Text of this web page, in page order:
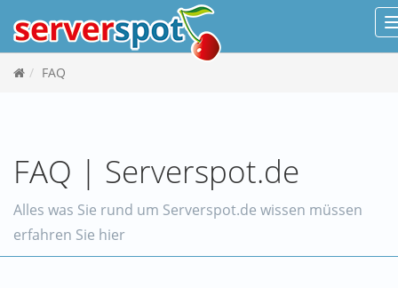
FAQ
FAQ | Serverspot.de
Alles was Sie rund um Serverspot.de wissen müssen
erfahren Sie hier